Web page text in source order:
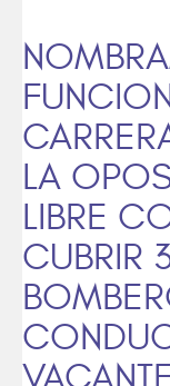
LA
LIBRE
CUBRIR